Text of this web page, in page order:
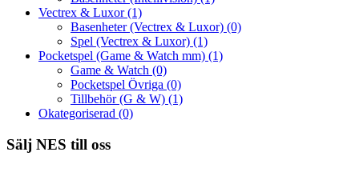
Vectrex & Luxor(1)
Basenheter (Vectrex & Luxor) (0)
Spel (Vectrex & Luxor) (1)
Pocketspel (Game & Watch mm) (1)
Game & Watch (0)
Pocketspel Övriga (0)
Tillbehör (G & W) (1)
Okategoriserad (0)
Sälj NES till oss